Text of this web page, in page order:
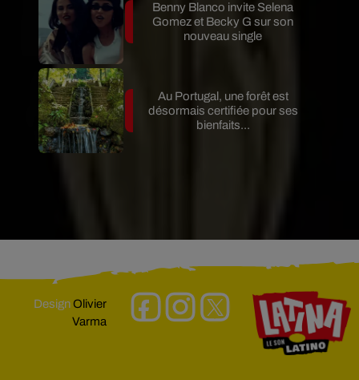
Benny Blanco invite Selena
Gomez et Becky G sur son
nouveau single
Au Portugal, une forêt est
désormais certifiée pour ses
bienfaits...
DesignOlivier
Varma